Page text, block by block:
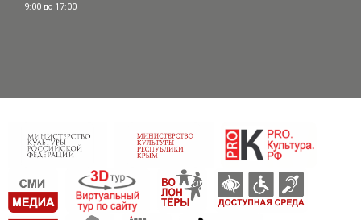
9:00 до 17:00